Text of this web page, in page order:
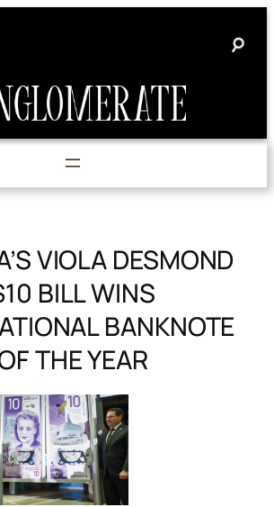
VIOLA DESMOND
BILL WINS
BANKNOTE
THE YEAR